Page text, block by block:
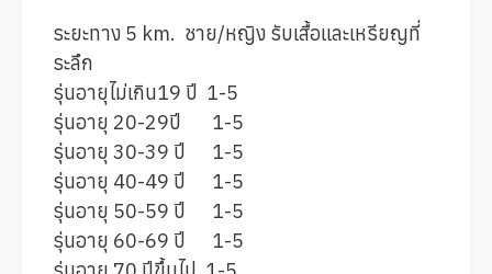
ระยะทาง 5 km. ชาย/หญิง รับเสื้อและเหรียญที่
ระลึก
รุ่นอายุไม่เกิน19 ปี 1-5
รุ่นอายุ 20-29ปี 1-5
รุ่นอายุ 30-39 ปี 1-5
รุ่นอายุ 40-49 ปี 1-5
รุ่นอายุ 50-59 ปี 1-5
รุ่นอายุ 60-69 ปี 1-5